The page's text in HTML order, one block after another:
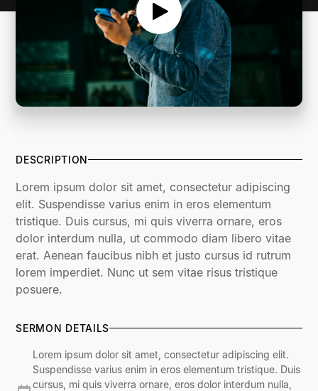
DESCRIPTION
Lorem ipsum dolor sit amet, consectetur adipiscing
elit. Suspendisse varius enim in eros elementum
tristique. Duis cursus, mi quis viverra ornare, eros
dolor interdum nulla, ut commodo diam libero vitae
erat. Aenean faucibus nibh et justo cursus id rutrum
lorem imperdiet. Nunc ut sem vitae risus tristique
posuere.
SERMON DETAILS
Lorem ipsum dolor sit amet, consectetur adipiscing elit.
Suspendisse varius enim in eros elementum tristique. Duis
cursus, mi quis viverra ornare, eros dolor interdum nulla,